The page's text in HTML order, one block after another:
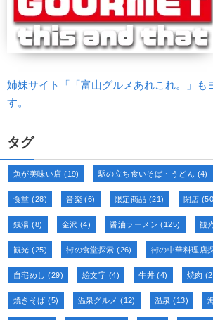
姉妹サイト「「富山グルメあれこれ。」も
す。
タグ
魚が美味い店 (19) 駅の立ち食いそば・うどん (4)
食堂 (28) 音楽 (6) 限定商品 (21) 閉店
銭湯 (8) 金沢 (4) 醤油ラーメン (125) 観
観光 (25) 街の食堂探索 (26) 街の中華料理店
自宅めし (29) 絵文字 (4) 牛丼(4) 焼肉
焼きそば (5) 温泉グルメ (12) 温泉 (13)